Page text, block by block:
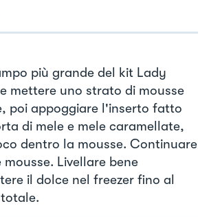
più grande del kit Lady
mettere uno strato di mousse
poi appoggiare l'inserto fatto
di mele e mele caramellate,
dentro la mousse. Continuare
Livellare bene
il dolce nel freezer fino al